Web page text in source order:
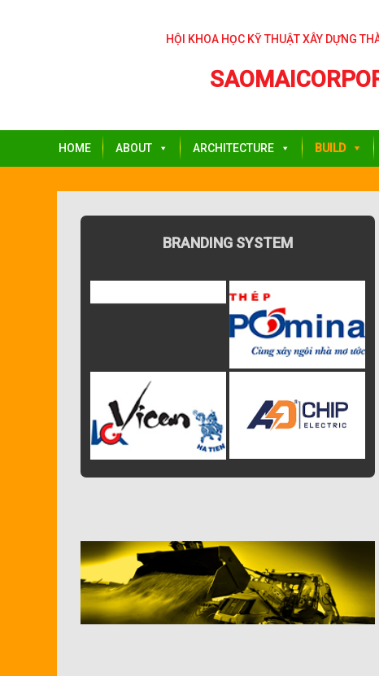
HỘI KHOA HỌC KỸ THUẬT XÂY DỰNG
HOME ABOUT ARCHITECTURE BUILD
BRANDING SYSTEM